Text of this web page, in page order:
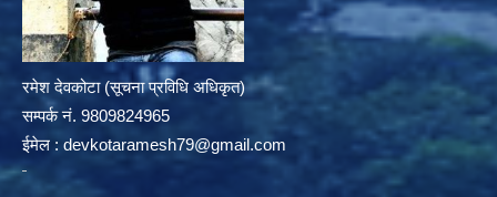
रमेश देवकोटा (सूचना प्रविधि अधिकृत)
सम्पर्क न‌ं. 9809824965
ईमेल : devkotaramesh79@gmail.com